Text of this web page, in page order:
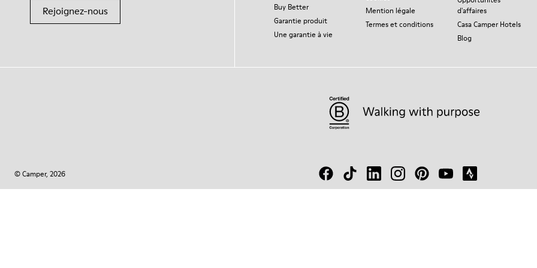
Rejoignez-nous
Buy Better
Garantie produit
Une garantie à vie
Mention légale
Termes et conditions
d'affaires
Casa Camper Hotels
Blog
© Camper, 2026